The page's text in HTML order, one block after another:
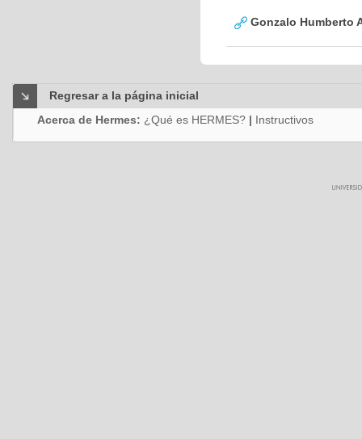
Gonzalo Humberto
Regresar a la página inicial
Acerca de Hermes: ¿Qué es HERMES? | Instructivos